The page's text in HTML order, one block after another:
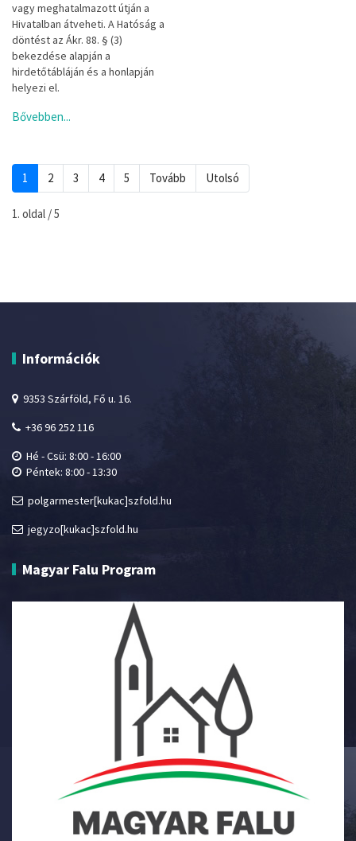
vagy meghatalmazott útján a
Hivatalban átveheti. A Hatóság a
döntést az Ákr. 88. § (3)
bekezdése alapján a
hirdetőtábláján és a honlapján
helyezi el.
Bővebben...
1 2 3 4 5 Tovább Utolsó
1. oldal / 5
Információk
9353 Szárföld, Fő u. 16.
+36 96 252 116
Hé - Csü: 8:00 - 16:00
Péntek: 8:00 - 13:30
polgarmester[kukac]szfold.hu
jegyzo[kukac]szfold.hu
Magyar Falu Program